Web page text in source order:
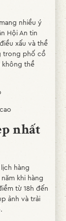
nhiều ý
Hội An tin
xấu và thể
trong phố cổ
thể
nhất
hàng
khi hàng
từ 18h đến
ảnh và trải